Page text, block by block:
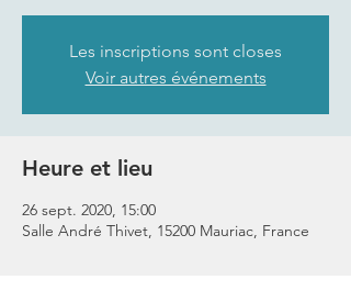
Les inscriptions sont closes
Voir autres événements
Heure et lieu
26 sept. 2020, 15:00
Salle André Thivet, 15200 Mauriac, France